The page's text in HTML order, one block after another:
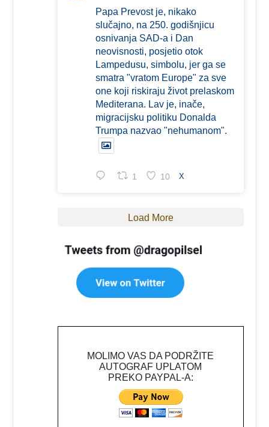
Papa Prevost je, nikako
slučajno, na 250. godišnjicu
osnivanja SAD-a i Dan
neovisnosti, posjetio otok
Lampedusu, simbolu, jer ga se
smatra "vratom Europe" za sve
one koji riskiraju život prelaskom
Mediterana. Lav je, inače,
migracijsku politiku Donalda
Trumpa nazvao "nehumanom".
1 10 X
Load More
MOLIMO VAS DA PODRŽITE
AUTOGRAF UPLATOM
PREKO PAYPAL-A: